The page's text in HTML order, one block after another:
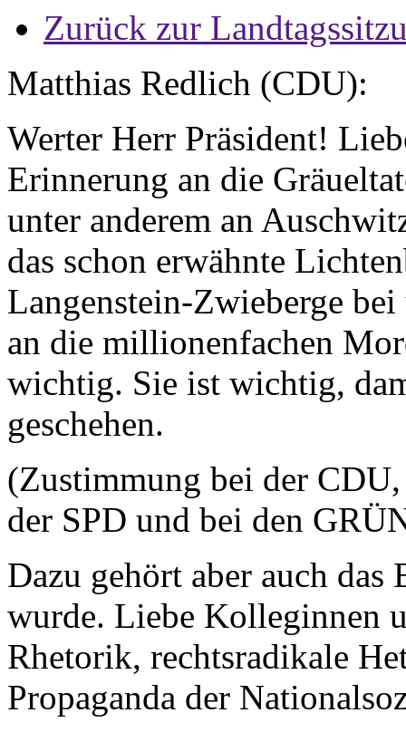
Zurück zur
Matthias Redlich (CDU):
Werter Herr Präsident!
Erinnerung an die
unter anderem an
das schon erwähnte
Langenstein-Zwieberge
an die millionenfachen
wichtig. Sie ist wichtig,
geschehen.
(Zustimmung bei der
der SPD und bei den
Dazu gehört aber auch
wurde. Liebe Kolleginnen
Rhetorik, rechtsradikale
Propaganda der